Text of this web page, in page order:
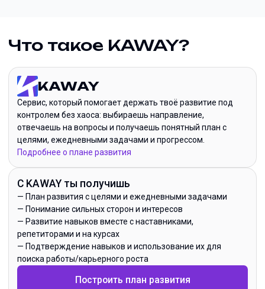
Что такое KAWAY?
KAWAY
Сервис, который помогает держать твоё развитие под
контролем без хаоса: выбираешь направление,
отвечаешь на вопросы и получаешь понятный план с
целями, ежедневными задачами и прогрессом.
Подробнее о плане развития
С KAWAY ты получишь
— План развития с целями и ежедневными задачами
— Понимание сильных сторон и интересов
— Развитие навыков вместе с наставниками,
репетиторами и на курсах
— Подтверждение навыков и использование их для
поиска работы/карьерного роста
Построить план развития